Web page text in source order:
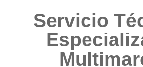
Servicio